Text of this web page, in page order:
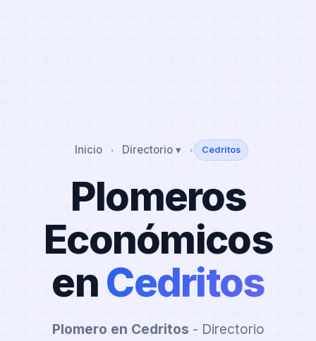
Inicio › Directorio ▾ › Cedritos
Plomeros
Económicos
enCedritos
Plomero en Cedritos - Directorio